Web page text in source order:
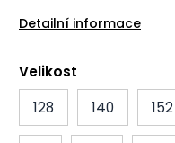
Detailní informace
Velikost
128
140 152